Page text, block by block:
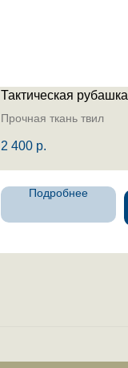
Тактическая рубашка
Прочная ткань твил
2 400 р.
Подробнее